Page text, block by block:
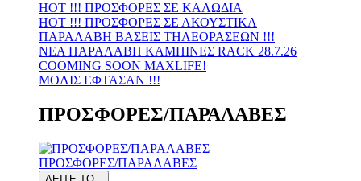
HOT !!! ΠΡΟΣΦΟΡΕΣ ΣΕ KAΛΩΔΙΑ
HOT !!! ΠΡΟΣΦΟΡΕΣ ΣΕ ΑΚΟΥΣΤΙΚΑ
ΠΑΡΑΛΑΒΗ ΒΑΣΕΙΣ ΤΗΛΕΟΡΑΣΕΩΝ !!!
ΝΕΑ ΠΑΡΑΛΑΒΗ KAMΠΙΝΕΣ RACK 28.7.26
COOMING SOON MAXLIFE!
MOΛΙΣ ΕΦΤΑΣΑΝ !!!
ΠΡΟΣΦΟΡΕΣ/ΠΑΡΑΛΑΒΕΣ
ΠΡΟΣΦΟΡΕΣ/ΠΑΡΑΛΑΒΕΣ